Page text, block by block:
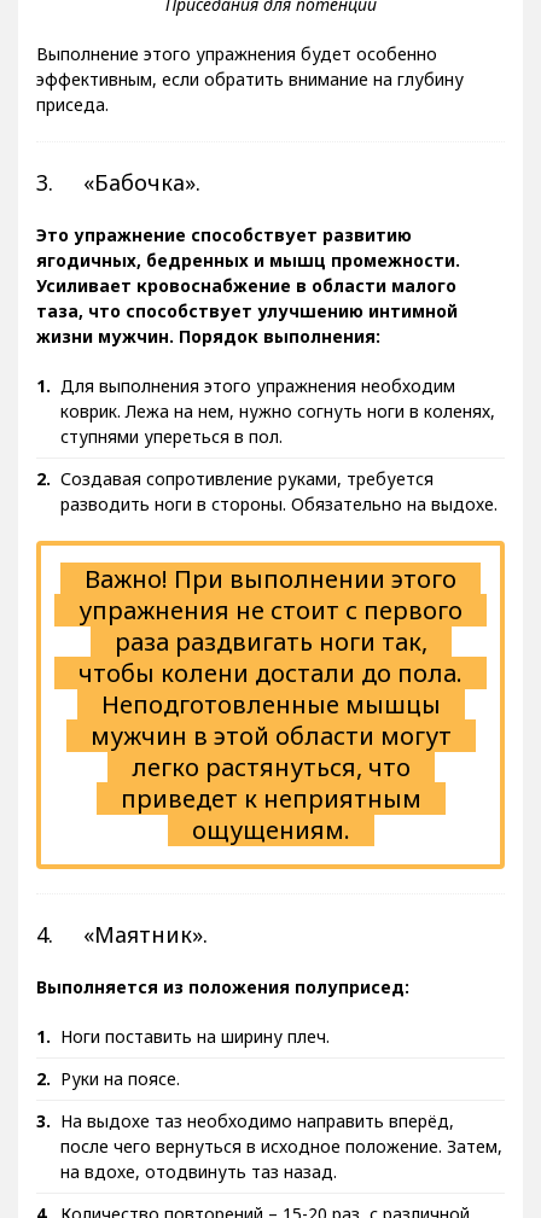
Выполнение этого упражнения будет особенно
эффективным, если обратить внимание на глубину
приседа.
3. «Бабочка».
Это упражнение способствует развитию
ягодичных, бедренных и мышц промежности.
Усиливает кровоснабжение в области малого
таза, что способствует улучшению интимной
жизни мужчин. Порядок выполнения:
Для выполнения этого упражнения необходим
коврик. Лежа на нем, нужно согнуть ноги в коленях,
ступнями упереться в пол.
Создавая сопротивление руками, требуется
разводить ноги в стороны. Обязательно на выдохе.
Важно! При выполнении этого
упражнения не стоит с первого
раза раздвигать ноги так,
чтобы колени достали до пола.
Неподготовленные мышцы
мужчин в этой области могут
легко растянуться, что
приведет к неприятным
ощущениям.
4. «Маятник».
Выполняется из положения полуприсед:
Ноги поставить на ширину плеч.
Руки на поясе.
На выдохе таз необходимо направить вперёд,
после чего вернуться в исходное положение. Затем,
на вдохе, отодвинуть таз назад.